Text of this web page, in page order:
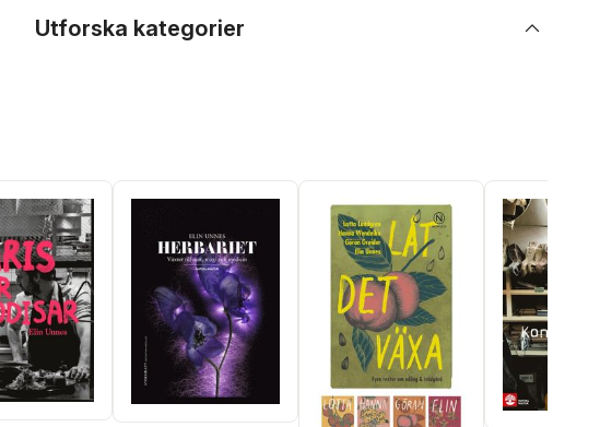
Utforska kategorier